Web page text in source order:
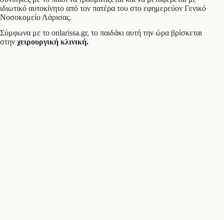
ιδιωτικό αυτοκίνητο από τον πατέρα του στο εφημερεύον Γενικό
Νοσοκομείο Λάρισας.
Σύμφωνα με το onlarissa.gr, το παιδάκι αυτή την ώρα βρίσκεται
στην χειρουργική κλινική.